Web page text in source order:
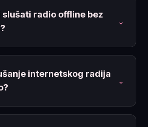
slušati radio offline bez
⌄
internetskog radija
⌄